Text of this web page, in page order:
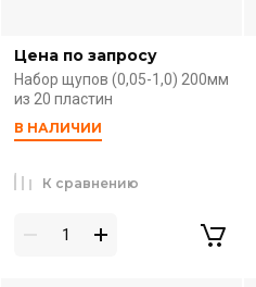
Цена по запросу
Набор щупов (0,05-1,0) 200мм
из 20 пластин
В НАЛИЧИИ
К сравнению